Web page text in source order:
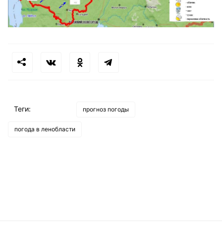
Теги: прогноз погоды
погода в ленобласти